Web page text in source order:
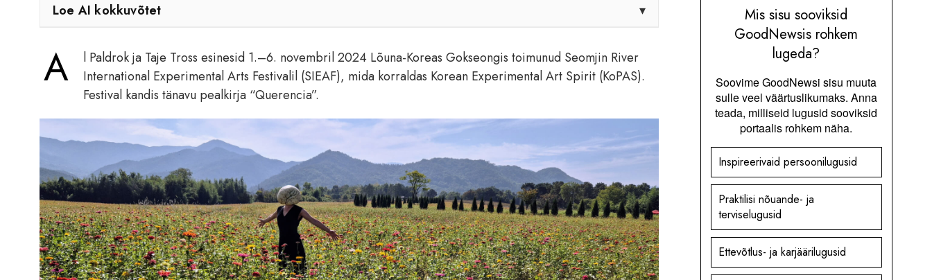
Loe AI kokkuvõtet ▾
A
l Paldrok ja Taje Tross esinesid 1.–6. novembril 2024 Lõuna-Koreas Gokseongis toimunud Seomjin River
International Experimental Arts Festivalil (SIEAF), mida korraldas Korean Experimental Art Spirit (KoPAS).
Festival kandis tänavu pealkirja “Querencia”.
Mis sisu sooviksid
GoodNewsis rohkem
lugeda?
Soovime GoodNewsi sisu muuta
sulle veel väärtuslikumaks. Anna
teada, milliseid lugusid sooviksid
portaalis rohkem näha.
Inspireerivaid persoonilugusid
Praktilisi nõuande- ja
terviselugusid
Ettevõtlus- ja karjäärilugusid